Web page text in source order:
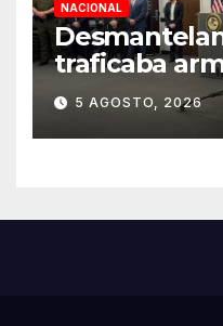
NACIONAL
traficaba
Arizona a
5 AGOSTO, 2026